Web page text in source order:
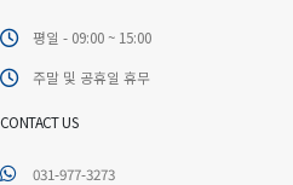
평일 - 09:00 ~ 15:00
주말 및 공휴일 휴무
CONTACT US
031-977-3273